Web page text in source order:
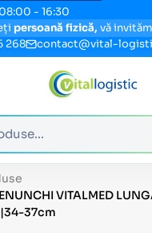
- 16:30
persoană fizică, vă
268
contact@vital-
VITALMED
|34-37cm